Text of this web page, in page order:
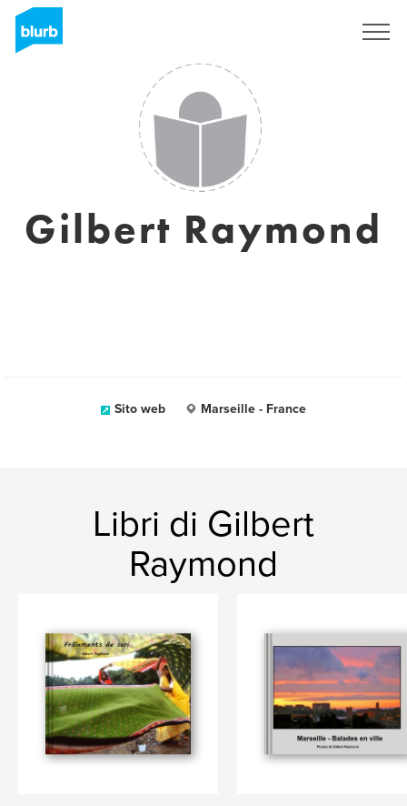
Gilbert Raymond
Sito web Marseille - France
Libri di Gilbert
Raymond